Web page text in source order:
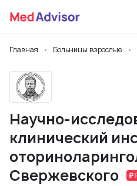
Главная Больницы взрослые
Научно-
клинический
Свержевского